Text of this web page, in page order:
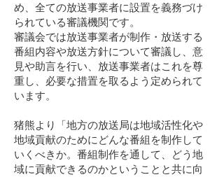
め、全ての放送事業者に設置を義務づけ
られている審議機関です。
審議会では放送事業者が制作・放送する
番組内容や放送方針について審議し、意
見や助言を行い、放送事業者はこれを尊
重し、必要な措置を取るよう定められて
います。
猪熊より「地方の放送局は地域活性化や
地域貢献のためにどんな番組を制作して
いくべきか。番組制作を通して、どう地
域に貢献できるのかということと共に向